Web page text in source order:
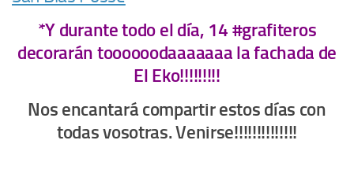
*Y durante todo el día, 14 #grafiteros
decorarán toooooodaaaaaaa la fachada de
El Eko!!!!!!!!!
Nos encantará compartir estos días con
todas vosotras. Venirse!!!!!!!!!!!!!!